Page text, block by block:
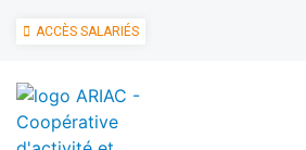
ACCÈS SALARIÉS